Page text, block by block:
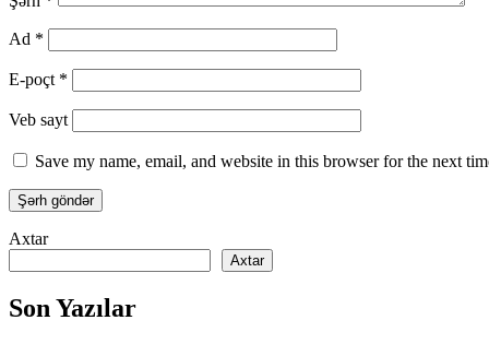
Ad *
E-poçt *
Veb sayt
Save my name, email, and website in this browser for the next
Axtar
Axtar
Son Yazılar